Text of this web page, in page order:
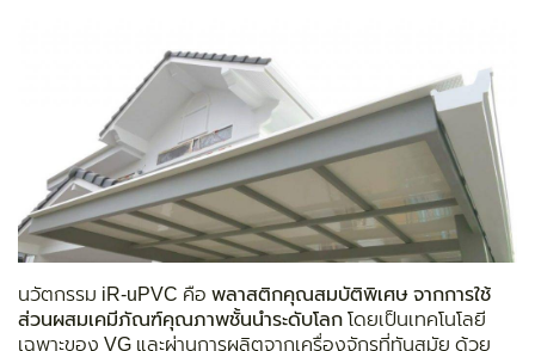
นวัตกรรม iR-uPVC คือ พลาสติกคุณสมบัติพิเศษ จากการใช้
ส่วนผสมเคมีภัณฑ์คุณภาพชั้นนำระดับโลก โดยเป็นเทคโนโลยี
เฉพาะของ VG และผ่านการผลิตจากเครื่องจักรที่ทันสมัย ด้วย